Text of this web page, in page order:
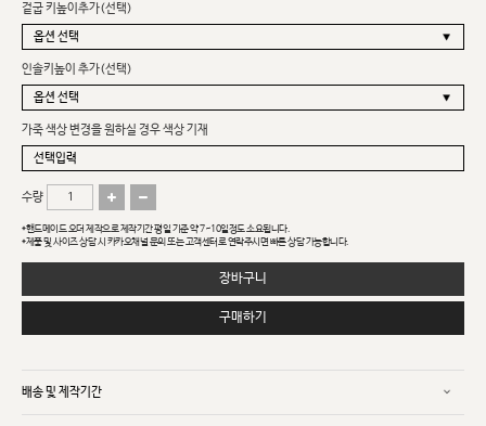
겉굽 키높이추가(선택)
인솔키높이 추가(선택)
가죽 색상 변경을 원하실 경우 색상 기재
수량
*핸드메이드 오더 제작으로 제작기간 평일 기준 약 7~10일정도 소요됩니다.
*제품 및 사이즈 상담 시 카카오채널 문의 또는 고객센터로 연락주시면 빠른 상담 가능합니다.
장바구니
구매하기
배송 및 제작기간